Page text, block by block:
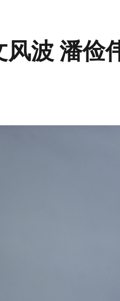
波 潘俭